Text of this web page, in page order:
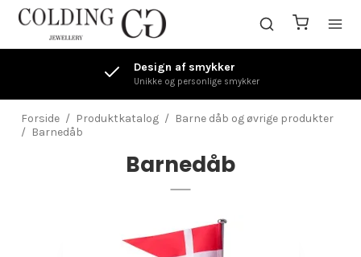
Design af smykker
Unikke og personlige smykker
Forside / Produktkatalog / Barne dåb og øvrige produkter
/ Barnedåb
Barnedåb